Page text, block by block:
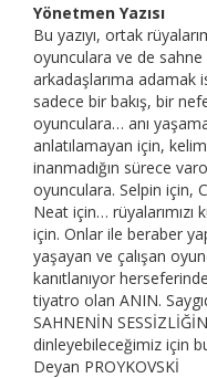
Yönetmen Yazısı
Bu yazıyı, ortak
oyunculara ve de sahne
arkadaşlarıma adamak
sadece bir bakış, bir
oyunculara… anı
anlatılamayan için,
inanmadığın sürece
oyunculara. Selpin için,
Neat için…
için. Onlar ile beraber
yaşayan ve çalışan
kanıtlanıyor
tiyatro olan ANIN.
SAHNENİN
dinleyebileceğimiz için
Deyan PROYKOVSKİ